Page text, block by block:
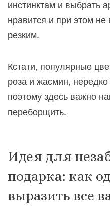
инстинктам и выбрать
нравится и при этом не
резким.
Кстати, популярные
роза и жасмин,
поэтому здесь важно
переборщить.
Идея для
подарка: как
выразить все